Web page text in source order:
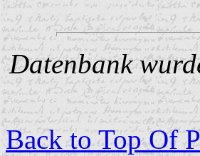
Datenbank
Back to Top Of